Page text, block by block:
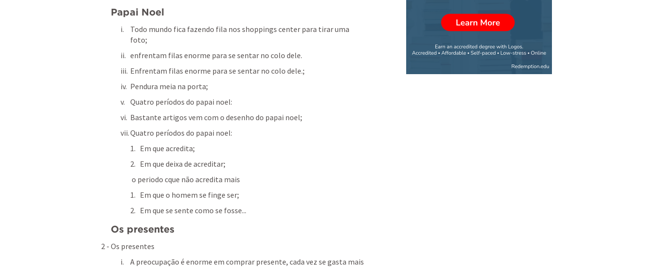
Papai Noel
Todo mundo fica fazendo fila nos shoppings center para tirar uma
foto;
enfrentam filas enorme para se sentar no colo dele.
Enfrentam filas enorme para se sentar no colo dele.;
Pendura meia na porta;
Quatro períodos do papai noel:
Bastante artigos vem com o desenho do papai noel;
Quatro períodos do papai noel:
Em que acredita;
Em que deixa de acreditar;
o periodo cque não acredita mais
Em que o homem se finge ser;
Em que se sente como se fosse...
Os presentes
2 - Os presentes
A preocupação é enorme em comprar presente, cada vez se gasta mais